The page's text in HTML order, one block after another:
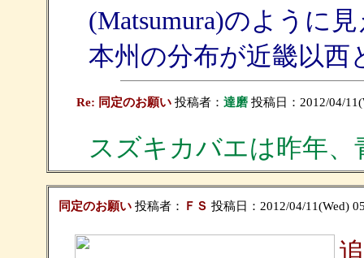
(Matsumura)のように
本州の分布が近畿以
Re: 同定のお願い投稿者： 達磨 投稿日：2012/04/
スズキカバエは昨年
同定のお願い投稿者： ＦＳ 投稿日：2012/04/11(Wed)